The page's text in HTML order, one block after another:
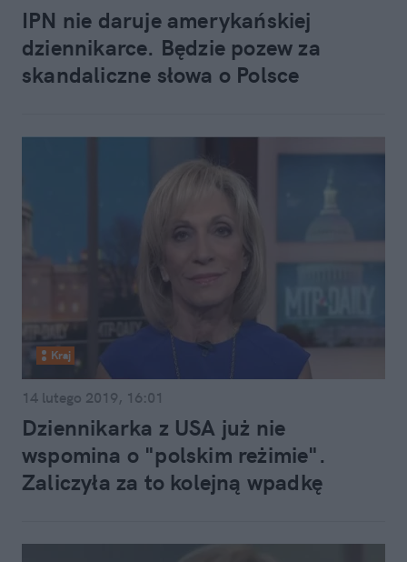
IPN nie daruje amerykańskiej
dziennikarce. Będzie pozew za
skandaliczne słowa o Polsce
Kraj
14 lutego 2019, 16:01
Dziennikarka z USA już nie
wspomina o "polskim reżimie".
Zaliczyła za to kolejną wpadkę